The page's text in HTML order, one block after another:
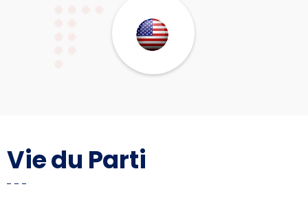
Vie du Parti